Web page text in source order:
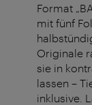
Format
mit fünf
Originale
sie in
lassen –
inklusive.